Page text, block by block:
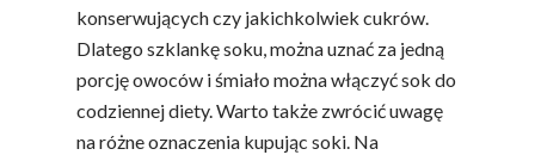
konserwujących czy jakichkolwiek cukrów.
Dlatego szklankę soku, można uznać za jedną
porcję owoców i śmiało można włączyć sok do
codziennej diety. Warto także zwrócić uwagę
na różne oznaczenia kupując soki. Na